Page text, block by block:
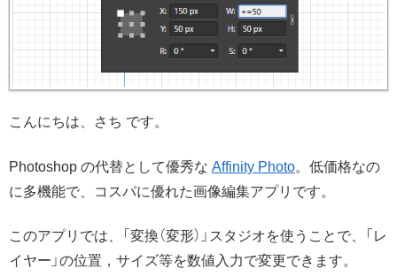
こんにちは、さち です。
Photoshop の代替として優秀な Affinity Photo。低価格なの
に多機能で、コスパに優れた画像編集アプリです。
このアプリでは、「変換（変形）」スタジオを使うことで、「レ
イヤー」の位置，サイズ等を数値入力で変更できます。